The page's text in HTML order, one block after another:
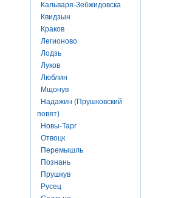
Кальваря-Зебжидовска
Квидзын
Краков
Легионово
Лодзь
Луков
Люблин
Мщонув
Надажин (Прушковский
повят)
Новы-Тарг
Отвоцк
Перемышль
Познань
Прушкув
Русец